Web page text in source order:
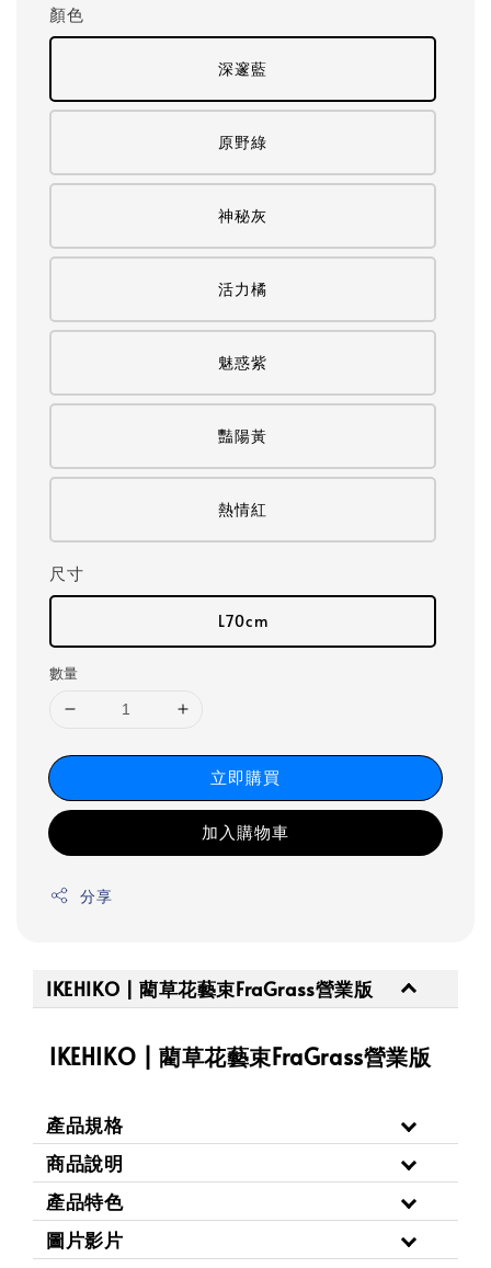
顏色
深邃藍
原野綠
神秘灰
活力橘
魅惑紫
豔陽黃
熱情紅
尺寸
L70cm
數量
立即購買
加入購物車
分享
IKEHIKO | 藺草花藝束FraGrass營業版
IKEHIKO | 藺草花藝束FraGrass營業版
產品規格
商品說明
產品特色
圖片影片